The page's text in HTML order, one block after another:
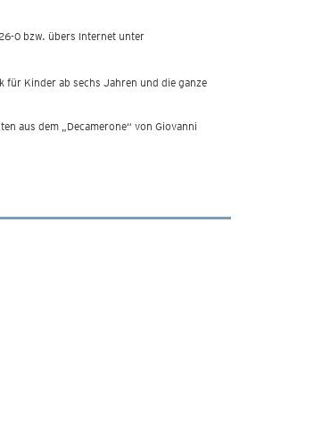
0 bzw. übers Internet unter
für Kinder ab sechs Jahren und die ganze
aus dem „Decamerone“ von Giovanni